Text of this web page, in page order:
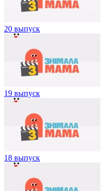
20 выпуск
19 выпуск
18 выпуск